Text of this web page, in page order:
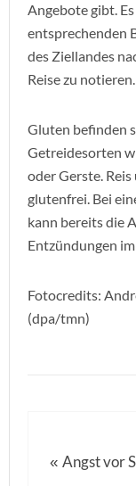
Angebote gibt.
entsprechenden
des Ziellandes
Reise zu notieren.
Gluten befinden
Getreidesorten
oder Gerste.
glutenfrei. Bei
kann bereits die
Entzündungen
Fotocredits:
(dpa/tmn)
«Angst vor